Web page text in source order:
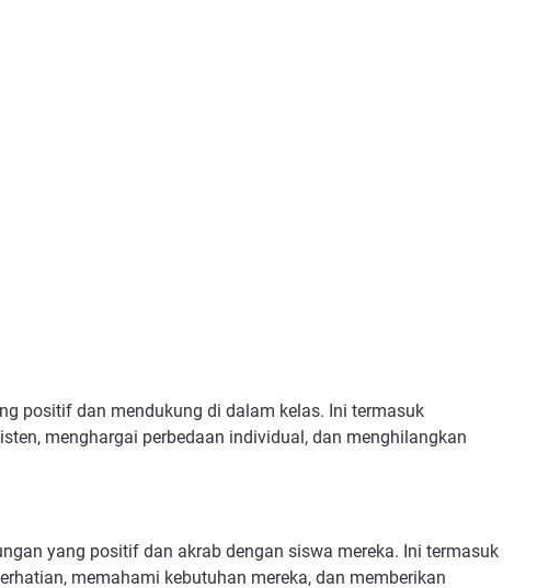
positif dan mendukung di dalam kelas. Ini termasuk
menghargai perbedaan individual, dan menghilangkan
yang positif dan akrab dengan siswa mereka. Ini termasuk
memahami kebutuhan mereka, dan memberikan